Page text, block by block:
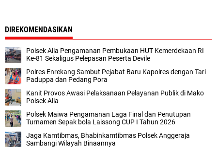
DIREKOMENDASIKAN
Polsek Alla Pengamanan Pembukaan HUT Kemerdekaan RI
Ke-81 Sekaligus Pelepasan Peserta Devile
Polres Enrekang Sambut Pejabat Baru Kapolres dengan Tari
Paduppa dan Pedang Pora
Kanit Provos Awasi Pelaksanaan Pelayanan Publik di Mako
Polsek Alla
Polsek Maiwa Pengamanan Laga Final dan Penutupan
Turnamen Sepak bola Laissong CUP I Tahun 2026
Jaga Kamtibmas, Bhabinkamtibmas Polsek Anggeraja
Sambangi Wilayah Binaannya